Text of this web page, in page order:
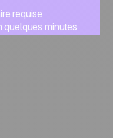
requise
quelques minutes